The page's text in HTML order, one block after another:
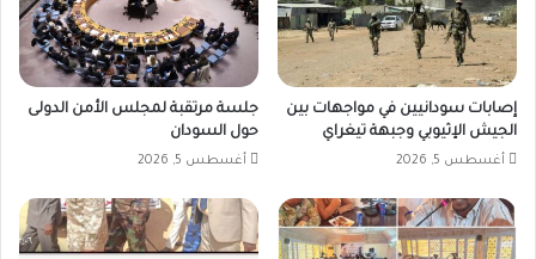
إصابات سودانيين في مواجهات بين
الجيش الإثيوبي وجبهة تيغراي
أغسطس 5, 2026
جلسة مرتقبة لمجلس الأمن الدولى
حول السودان
أغسطس 5, 2026